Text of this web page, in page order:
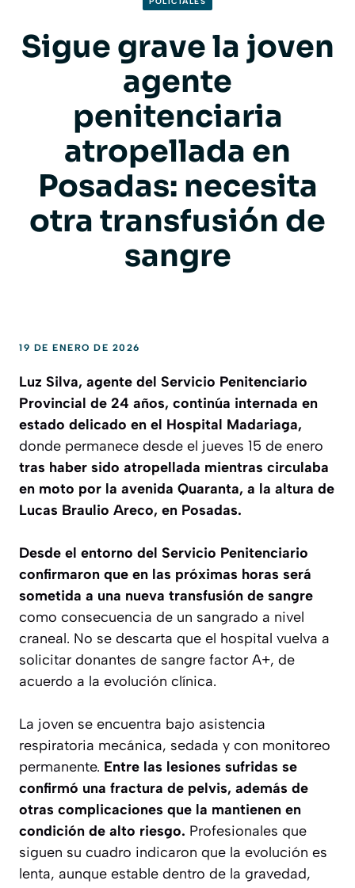
Sigue grave la joven
agente
penitenciaria
atropellada en
Posadas: necesita
otra transfusión de
sangre
19 DE ENERO DE 2026
Luz Silva, agente del Servicio Penitenciario
Provincial de 24 años, continúa internada en
estado delicado en el Hospital Madariaga,
donde permanece desde el jueves 15 de enero
tras haber sido atropellada mientras circulaba
en moto por la avenida Quaranta, a la altura de
Lucas Braulio Areco, en Posadas.
Desde el entorno del Servicio Penitenciario
confirmaron que en las próximas horas será
sometida a una nueva transfusión de sangre
como consecuencia de un sangrado a nivel
craneal. No se descarta que el hospital vuelva a
solicitar donantes de sangre factor A+, de
acuerdo a la evolución clínica.
La joven se encuentra bajo asistencia
respiratoria mecánica, sedada y con monitoreo
permanente. Entre las lesiones sufridas se
confirmó una fractura de pelvis, además de
otras complicaciones que la mantienen en
condición de alto riesgo. Profesionales que
siguen su cuadro indicaron que la evolución es
lenta, aunque estable dentro de la gravedad,